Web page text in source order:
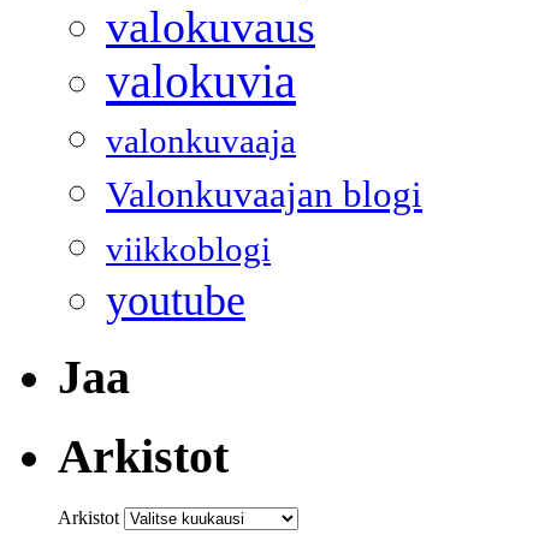
valokuvaus
valokuvia
valonkuvaaja
Valonkuvaajan blogi
viikkoblogi
youtube
Jaa
Arkistot
Arkistot